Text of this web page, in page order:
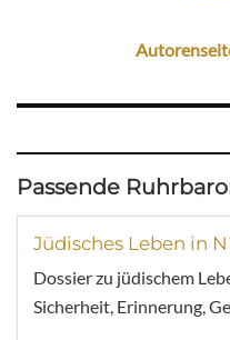
Passende
Jüdisches Leben in
Dossier zu jüdischem
Sicherheit, Erinnerung,